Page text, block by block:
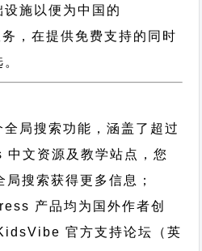
施以便为中国的
，在提供免费支持的同时
局搜索功能，涵盖了超过
文资源及教学站点，您
局搜索获得更多信息；
产品均为国外作者创
官方支持论坛
（英